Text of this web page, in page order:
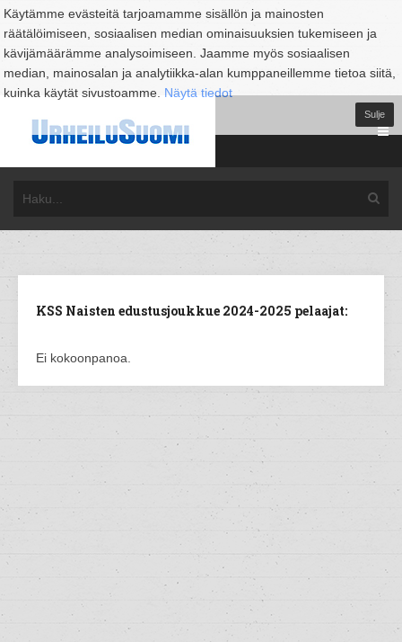
Käytämme evästeitä tarjoamamme sisällön ja mainosten
räätälöimiseen, sosiaalisen median ominaisuuksien tukemiseen ja
kävijämäärämme analysoimiseen. Jaamme myös sosiaalisen
median, mainosalan ja analytiikka-alan kumppaneillemme tietoa siitä,
kuinka käytät sivustoamme. Näytä tiedot
Sulje
KSS Naisten edustusjoukkue 2024-2025 pelaajat:
Ei kokoonpanoa.